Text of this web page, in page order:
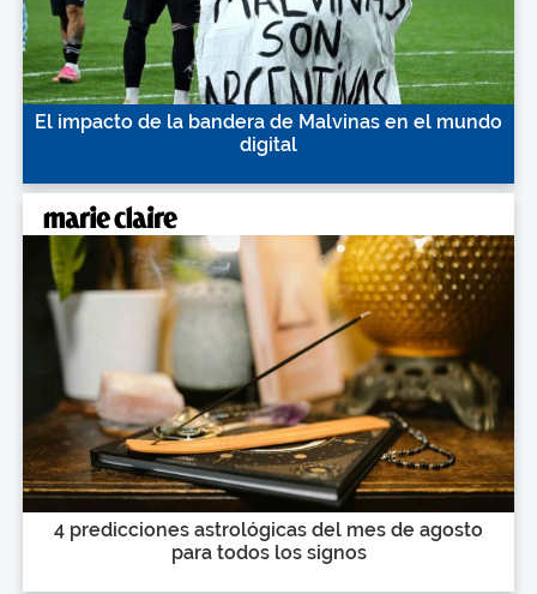
El impacto de la bandera de Malvinas en el mundo
digital
4 predicciones astrológicas del mes de agosto
para todos los signos